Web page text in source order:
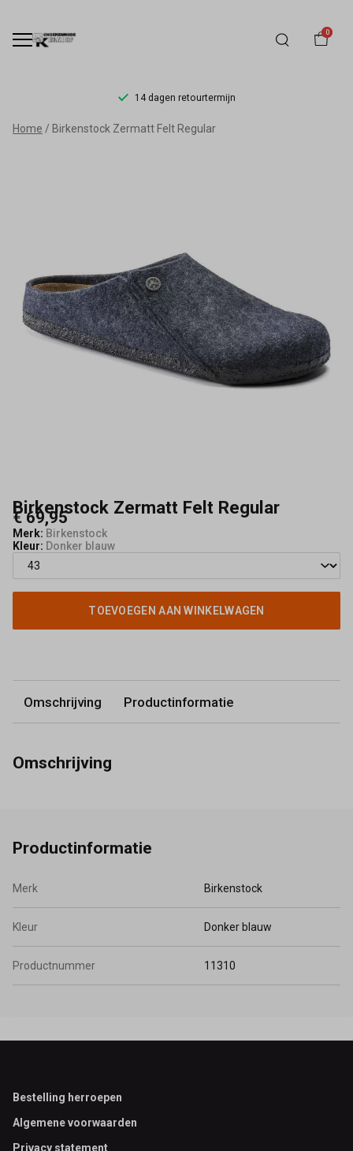
0
14 dagen retourtermijn
Birkenstock
Schoenmode
Kerkhof
Home Birkenstock Zermatt Felt Regular
Birkenstock Zermatt Felt Regular
€ 69,95
Merk: Birkenstock
Kleur: Donker blauw
TOEVOEGEN AAN WINKELWAGEN
Omschrijving Productinformatie
Omschrijving
Productinformatie
Merk Birkenstock
Kleur Donker blauw
Productnummer 11310
Footer
Bestelling herroepen
Algemene voorwaarden
Privacy statement